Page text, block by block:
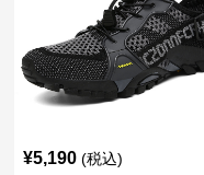
¥5,190 (税込)